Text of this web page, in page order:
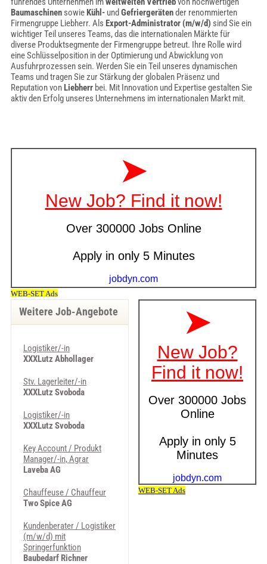
BaumaschinensowieKühl-und Gefriergerätender renommierten
Firmengruppe Liebherr. Als Export-Administrator (m/w/d) sind Sie ein
wichtiger Teil unseres Teams, das die internationalen Märkte für
diverse Produktsegmente der Firmengruppe betreut. Ihre Rolle wird
eine Schlüsselposition in der Optimierung und Abwicklung von
Ausfuhrprozessen sein. Werden Sie ein Teil unseres dynamischen
Teams und tragen Sie zur Stärkung der globalen Präsenz und
Reputation vonLiebherrbei. Mit Innovation und Expertise gestalten Sie
aktiv den Erfolg unseres Unternehmens im internationalen Markt mit.
Weitere Job-Angebote
Logistiker/-in
XXXLutz Abhollager
Stv. Lagerleiter/-in
XXXLutz Svoboda
Logistiker/-in
XXXLutz Svoboda
Key Account / Produkt
Manager/-in, Agrar
Laveba AG
Chauffeuse / Chauffeur
Two Spice AG
Kundenberater / Logistiker
(m/w/d) mit
Springerfunktion
Baubedarf Richner